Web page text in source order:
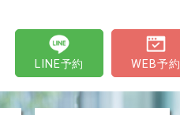
LINE予約 WEB予約